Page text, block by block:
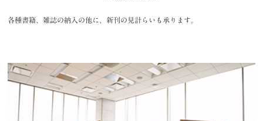
各種書籍、雑誌の納入の他に、新刊の見計らいも承ります。